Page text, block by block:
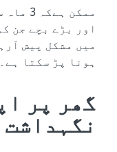
ممکن
اور بڑے بچے جن
میں مشکل پیش
ہونا پڑ سکتا ہے۔
گھر پر
نگہداشت